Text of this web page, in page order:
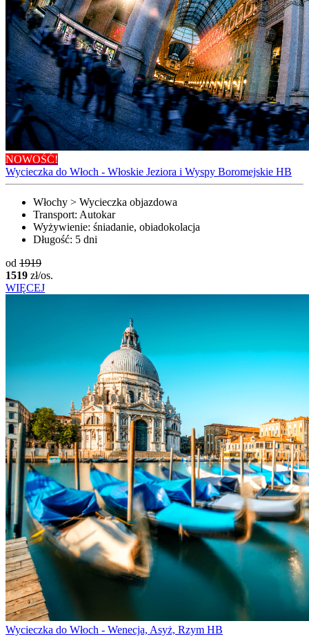
NOWOŚĆ!
Wycieczka do Włoch - Włoskie Jeziora i Wyspy Boromejskie HB
Włochy > Wycieczka objazdowa
Transport: Autokar
Wyżywienie: śniadanie, obiadokolacja
Długość: 5 dni
od 1919
1519 zł/os.
WIĘCEJ
Wycieczka do Włoch - Wenecja, Asyż, Rzym HB